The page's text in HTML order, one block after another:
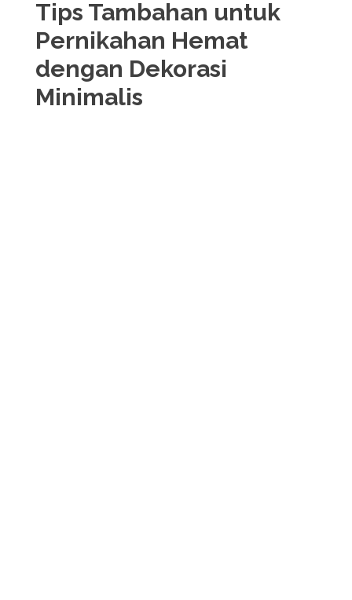
Tips Tambahan untuk
Pernikahan Hemat
dengan Dekorasi
Minimalis